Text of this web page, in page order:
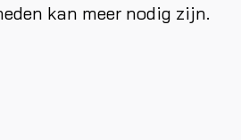
kan meer nodig zijn.